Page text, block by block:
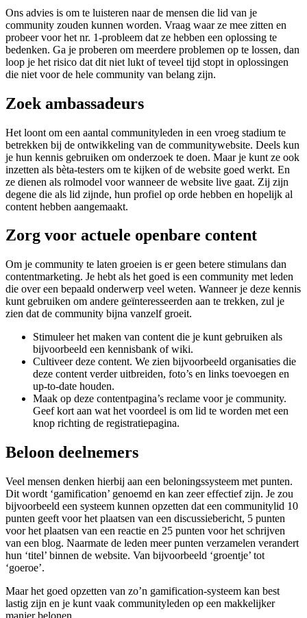
Ons advies is om te luisteren naar de mensen die lid van je
community zouden kunnen worden. Vraag waar ze mee zitten en
probeer voor het nr. 1-probleem dat ze hebben een oplossing te
bedenken. Ga je proberen om meerdere problemen op te lossen, dan
loop je het risico dat dit niet lukt of teveel tijd stopt in oplossingen
die niet voor de hele community van belang zijn.
Zoek ambassadeurs
Het loont om een aantal communityleden in een vroeg stadium te
betrekken bij de ontwikkeling van de communitywebsite. Deels kun
je hun kennis gebruiken om onderzoek te doen. Maar je kunt ze ook
inzetten als bèta-testers om te kijken of de website goed werkt. En
ze dienen als rolmodel voor wanneer de website live gaat. Zij zijn
degene die als lid zijnde, hun profiel op orde hebben en hopelijk al
content hebben aangemaakt.
Zorg voor actuele openbare content
Om je community te laten groeien is er geen betere stimulans dan
contentmarketing. Je hebt als het goed is een community met leden
die over een bepaald onderwerp veel weten. Wanneer je deze kennis
kunt gebruiken om andere geïnteresseerden aan te trekken, zul je
zien dat de community bijna vanzelf groeit.
Stimuleer het maken van content die je kunt gebruiken als
bijvoorbeeld een kennisbank of wiki.
Cultiveer deze content. We zien bijvoorbeeld organisaties die
deze content verder uitbreiden, foto’s en links toevoegen en
up-to-date houden.
Maak op deze contentpagina’s reclame voor je community.
Geef kort aan wat het voordeel is om lid te worden met een
knop richting de registratiepagina.
Beloon deelnemers
Veel mensen denken hierbij aan een beloningssysteem met punten.
Dit wordt ‘gamification’ genoemd en kan zeer effectief zijn. Je zou
bijvoorbeeld een systeem kunnen opzetten dat een communitylid 10
punten geeft voor het plaatsen van een discussiebericht, 5 punten
voor het plaatsen van een reactie en 25 punten voor het schrijven
van een blog. Naarmate de leden meer punten verzamelen verandert
hun ‘titel’ binnen de website. Van bijvoorbeeld ‘groentje’ tot
‘goeroe’.
Maar het goed opzetten van zo’n gamification-systeem kan best
lastig zijn en je kunt vaak communityleden op een makkelijker